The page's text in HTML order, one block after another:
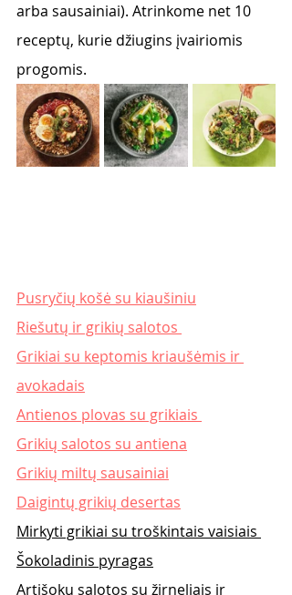
arba sausainiai). Atrinkome net 10
receptų, kurie džiugins įvairiomis
progomis.
Pusryčių košė su kiaušiniu
Riešutų ir grikių salotos
Grikiai su keptomis kriaušėmis ir
avokadais
Antienos plovas su grikiais
Grikių salotos su antiena
Grikių miltų sausainiai
Daigintų grikių desertas
Mirkyti grikiai su troškintais vaisiais
Šokoladinis pyragas
Artišokų salotos su žirneliais ir